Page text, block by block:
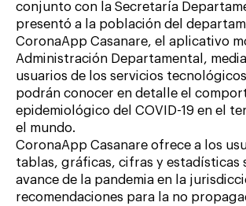
conjunto con la Secretaría
presentó a la población del
CoronaApp Casanare, el aplicativo
Administración Departamental,
usuarios de los servicios
podrán conocer en detalle el
epidemiológico del COVID-19 en el
el mundo.
CoronaApp Casanare ofrece a los
tablas, gráficas, cifras y estadísticas
avance de la pandemia en la
recomendaciones para la no